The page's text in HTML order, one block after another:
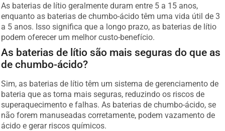
As baterias de lítio geralmente duram entre 5 a 15 anos,
enquanto as baterias de chumbo-ácido têm uma vida útil de 3
a 5 anos. Isso significa que a longo prazo, as baterias de lítio
podem oferecer um melhor custo-benefício.
As baterias de lítio são mais seguras do que as
de chumbo-ácido?
Sim, as baterias de lítio têm um sistema de gerenciamento de
bateria que as torna mais seguras, reduzindo os riscos de
superaquecimento e falhas. As baterias de chumbo-ácido, se
não forem manuseadas corretamente, podem vazamento de
ácido e gerar riscos químicos.